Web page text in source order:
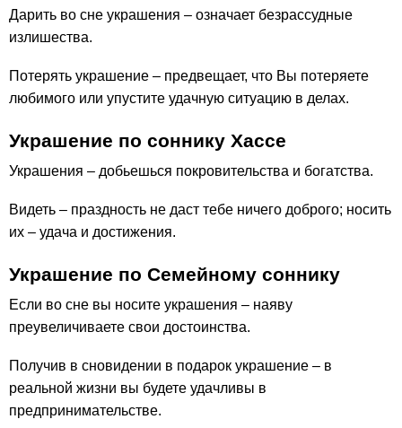
Дарить во сне украшения – означает безрассудные
излишества.
Потерять украшение – предвещает, что Вы потеряете
любимого или упустите удачную ситуацию в делах.
Украшение по соннику Хассе
Украшения – добьешься покровительства и богатства.
Видеть – праздность не даст тебе ничего доброго; носить
их – удача и достижения.
Украшение по Семейному соннику
Если во сне вы носите украшения – наяву
преувеличиваете свои достоинства.
Получив в сновидении в подарок украшение – в
реальной жизни вы будете удачливы в
предпринимательстве.